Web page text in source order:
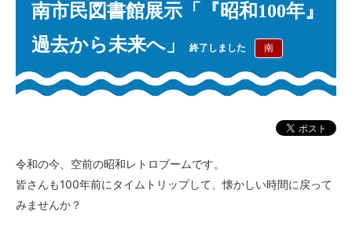
南市民図書館展示「『昭和100年』
過去から未来へ」
終了しました 南
令和の今、空前の昭和レトロブームです。
皆さんも100年前にタイムトリップして、懐かしい時間に戻って
みませんか？